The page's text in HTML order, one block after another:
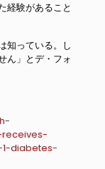
経験があること
知っている。し
ん」とデ・フォ
diabetes-